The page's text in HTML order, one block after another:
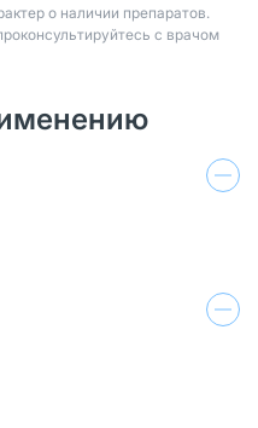
о наличии препаратов.
с врачом